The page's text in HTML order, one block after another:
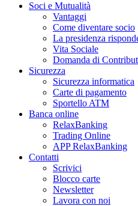
Soci e Mutualità
Vantaggi
Come diventare socio
La presidenza
Vita Sociale
Domanda di
Sicurezza
Sicurezza informatica
Carte di pagamento
Sportello ATM
Banca online
RelaxBanking
Trading Online
APP RelaxBanking
Contatti
Scrivici
Blocco carte
Newsletter
Lavora con noi